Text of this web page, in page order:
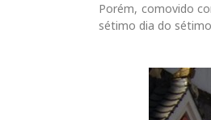
Porém, comovido
sétimo dia do